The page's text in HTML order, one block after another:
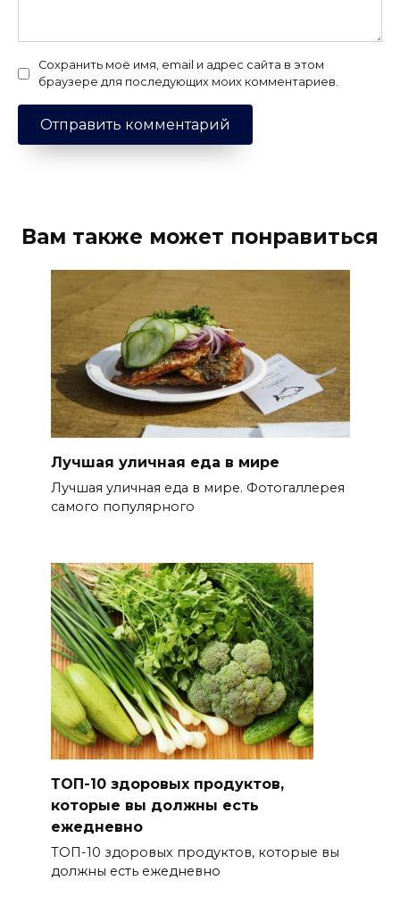
Сохранить моё имя, email и адрес сайта в этом
браузере для последующих моих комментариев.
Вам также может понравиться
Лучшая уличная еда в мире
Лучшая уличная еда в мире. Фотогаллерея
самого популярного
ТОП-10 здоровых продуктов,
которые вы должны есть
ежедневно
ТОП-10 здоровых продуктов, которые вы
должны есть ежедневно